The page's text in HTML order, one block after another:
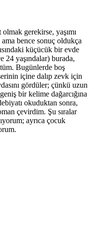
gerekirse, yaşımı
bence sonuç oldukça
küçücük bir evde
24 yaşındalar) burada,
Bugünlerde boş
içine dalıp zevk için
gördüler; çünkü uzun
bir kelime dağarcığına
okuduktan sonra,
çevirdim. Şu sıralar
ayrıca çocuk